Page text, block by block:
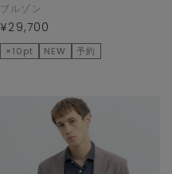
ブルゾン
¥29,700
×10pt NEW 予約